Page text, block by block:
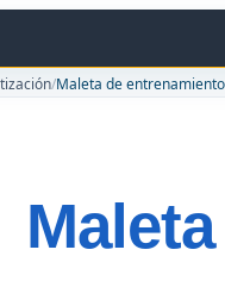
/Maleta de entrenamiento